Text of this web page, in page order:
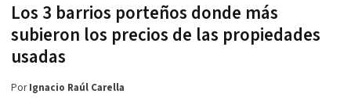
Los 3 barrios porteños donde más
subieron los precios de las propiedades
usadas
PorIgnacio Raúl Carella